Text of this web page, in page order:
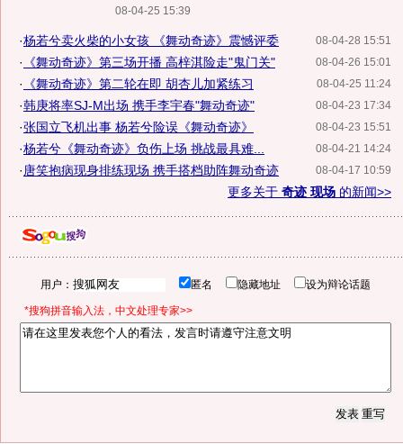
08-04-25 15:39
08-04-28 15:51
·杨若兮卖火柴的小女孩 《舞动奇迹》震憾评委
08-04-26 15:01
· 《舞动奇迹》第三场开播 高梓淇险走"鬼门关"
08-04-25 11:24
· 《舞动奇迹》第二轮在即 胡杏儿加紧练习
08-04-23 17:34
·韩庚将率SJ-M出场 携手李宇春"舞动奇迹"
08-04-23 15:51
·张国立飞机出事 杨若兮险误《舞动奇迹》
08-04-21 14:24
·杨若兮《舞动奇迹》负伤上场 挑战最具难...
08-04-17 10:59
· 唐笑抱病现身排练现场 携手搭档助阵舞动奇迹
更多关于 奇迹 现场 的新闻>>
用户： 匿名 隐藏地址 设为辩论话题
*搜狗拼音输入法，中文处理专家>>